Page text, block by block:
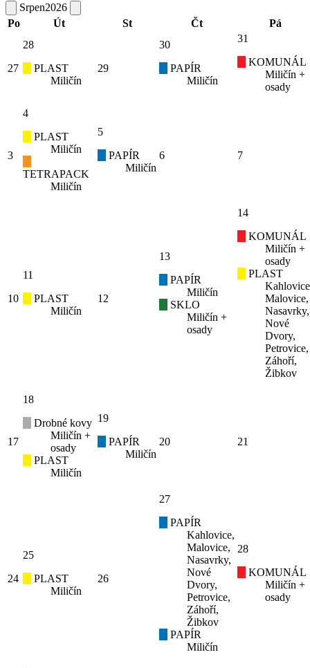
Srpen2026
Po
Út St Čt Pá
27
28
PLAST
Miličín
29
30
PAPÍR
Miličín
31
KOMUNÁL
Miličín +
osady
3
4
PLAST
Miličín
TETRAPACK
Miličín
5
PAPÍR
Miličín
6 7
10
11
PLAST
Miličín
12
13
PAPÍR
Miličín
SKLO
Miličín +
osady
14
KOMUNÁL
Miličín +
osady
PLAST
Malovice,
Nasavrky,
Nové
Dvory,
Petrovice,
Záhoří,
Žibkov
17
18
Drobné kovy
Miličín +
osady
PLAST
Miličín
19
PAPÍR
Miličín
20 21
24
25
PLAST
Miličín
26
27
PAPÍR
Kahlovice,
Malovice,
Nasavrky,
Nové
Dvory,
Petrovice,
Záhoří,
Žibkov
PAPÍR
Miličín
28
KOMUNÁL
Miličín +
osady